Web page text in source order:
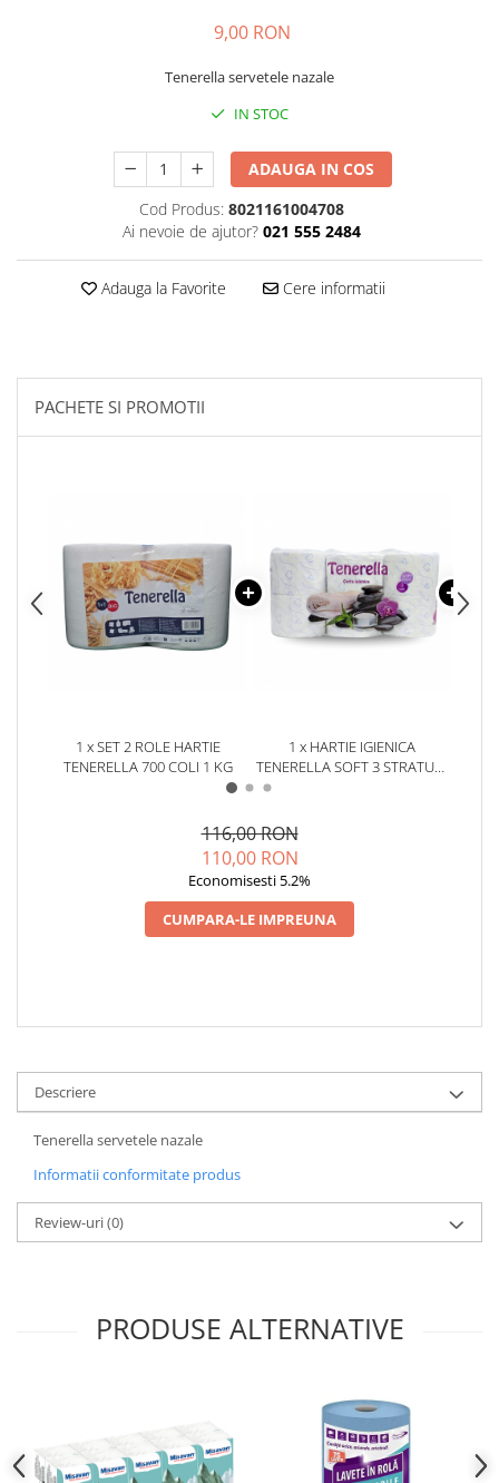
Absorbanti de Umiditate & Rezerve
Bioactivatori & Tratamente Fose
Solutii curatare mobila
Ingrijire maini
Ingrijire Urechi
Îngrijire Ten
Curatare Intretinere Incaltaminte
Igiena Orala
Make-up
Produse incontinenta
Sampon
Sare de baie
9,00 RON
Tenerella servetele nazale
IN STOC
ADAUGA IN COS
Cod Produs: 8021161004708
Ai nevoie de ajutor? 021 555 2484
Adauga la Favorite Cere informatii
PACHETE SI PROMOTII
1 x SET 2 ROLE HARTIE
TENERELLA 700 COLI 1 KG
1 x HARTIE IGIENICA
TENERELLA SOFT 3 STRATURI
116,00 RON
110,00 RON
Economisesti 5.2%
CUMPARA-LE IMPREUNA
Descriere
Tenerella servetele nazale
Informatii conformitate produs
Review-uri(0)
PRODUSE ALTERNATIVE